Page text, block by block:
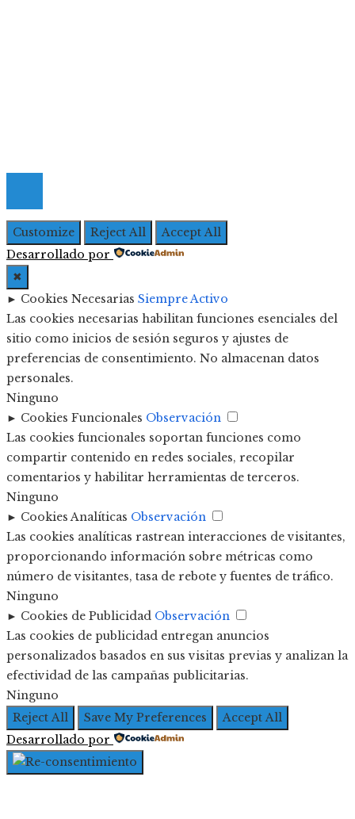
Customize Reject All
Accept All
Desarrollado por
✖
► Cookies Necesarias Siempre Activo
Las cookies necesarias habilitan funciones esenciales del
sitio como inicios de sesión seguros y ajustes de
preferencias de consentimiento. No almacenan datos
personales.
Ninguno
► Cookies Funcionales Observación
Las cookies funcionales soportan funciones como
compartir contenido en redes sociales, recopilar
comentarios y habilitar herramientas de terceros.
Ninguno
► Cookies Analíticas Observación
Las cookies analíticas rastrean interacciones de visitantes,
proporcionando información sobre métricas como
número de visitantes, tasa de rebote y fuentes de tráfico.
Ninguno
► Cookies de Publicidad Observación
Las cookies de publicidad entregan anuncios
personalizados basados en sus visitas previas y analizan la
efectividad de las campañas publicitarias.
Ninguno
Reject All
Save My Preferences
Accept All
Desarrollado por